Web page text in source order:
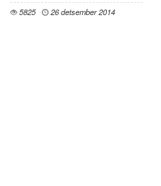
5825 26 detsember 2014